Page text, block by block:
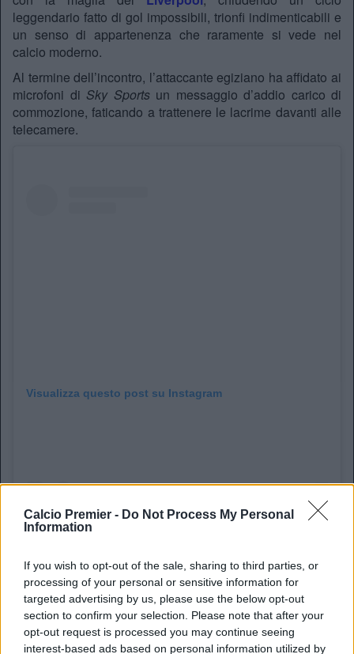
Calcio Premier - Do Not Process My Personal
Information
If you wish to opt-out of the sale, sharing to third parties, or
processing of your personal or sensitive information for
targeted advertising by us, please use the below opt-out
section to confirm your selection. Please note that after your
opt-out request is processed you may continue seeing
interest-based ads based on personal information utilized by
leggendario fatto di gol impossibili, trionfi indimenticabili e
un senso di appartenenza che raramente si vede nel
calcio moderno.
Al termine dell’incontro, l’attaccante egiziano ha affidato ai
microfoni di Sky Sportsun messaggio d’addio carico di
commozione, faticando a trattenere le lacrime davanti alle
telecamere.
Visualizza questo post su Instagram
Un post condiviso da Mohamed Salah (@mosalah)
“Qui abbiamo vissuto la nostra giovinezza”